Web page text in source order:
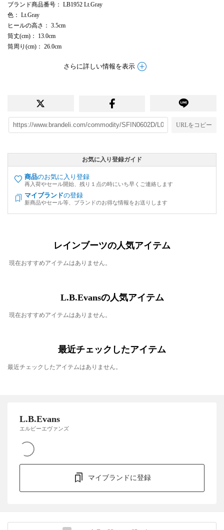
ブランド商品番号 ： LB1952 Lt.Gray
色 ： Lt.Gray
ヒールの高さ ： 3.5cm
筒丈(cm) ： 13.0cm
筒周り(cm) ： 26.0cm
さらに詳しい情報を表示
URLをコピー
お気に入り登録ガイド
商品のお気に入り登録
再入荷やセール開始、残り１点の時にいち早くご連絡します
マイブランドの登録
新商品やセール等、ブランドのお得な情報をお送りします
レインブーツの人気アイテム
現在おすすめアイテムはありません。
L.B.Evansの人気アイテム
現在おすすめアイテムはありません。
最近チェックしたアイテム
最近チェックしたアイテムはありません。
L.B.Evans
エルビーエヴァンズ
マイブランドに登録